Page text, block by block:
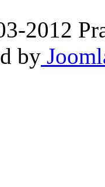
2012
by